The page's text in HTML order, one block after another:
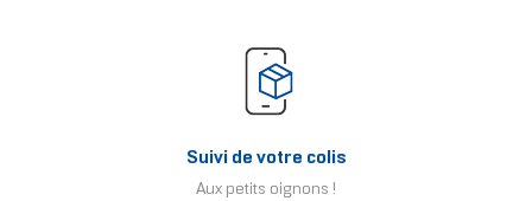
Suivi de votre colis
Aux petits oignons !